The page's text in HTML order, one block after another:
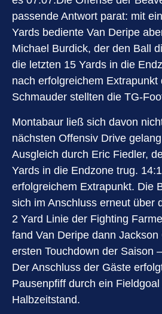
passende Antwort parat: mit
Yards bediente Van Deripe
Michael Burdick, der den Ball
die letzten 15 Yards in die
nach erfolgreichem Extrapunkt
Schmauder stellten die TG-
Montabaur ließ sich davon
nächsten Offensiv Drive
Ausgleich durch Eric Fiedler,
Yards in die Endzone trug.
erfolgreichem Extrapunkt. Die
sich im Anschluss erneut über
2 Yard Linie der Fighting
fand Van Deripe dann
ersten Touchdown der Saison
Der Anschluss der Gäste
Pausenpfiff durch ein
Halbzeitstand.